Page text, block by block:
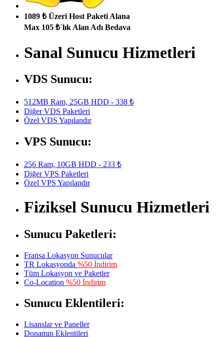
1089 ₺ Üzeri Host Paketi Alana
Max 105 ₺`lık Alan Adı Bedava
Sanal Sunucu Hizmetleri
VDS Sunucu:
512MB Ram, 25GB HDD - 338 ₺
Diğer VDS Paketleri
Özel VDS Yapılandır
VPS Sunucu:
256 Ram, 10GB HDD - 233 ₺
Diğer VPS Paketleri
Özel VPS Yapılandır
Fiziksel Sunucu Hizmetleri
Sunucu Paketleri:
Fransa Lokasyon Sunucular
TR Lokasyonda %50 İndirim
Tüm Lokasyon ve Paketler
Co-Location %50 İndirim
Sunucu Eklentileri:
Lisanslar ve Paneller
Donamın Eklentileri